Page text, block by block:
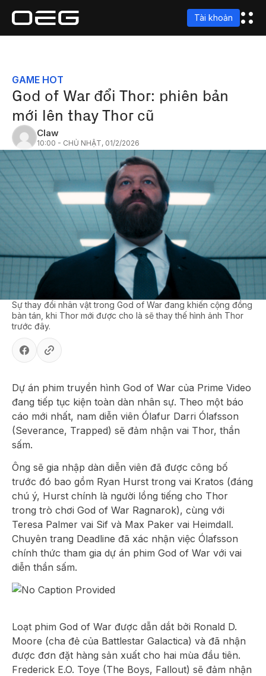
Tài khoản
GAME HOT
God of War đổi Thor: phiên bản
mới lên thay Thor cũ
Claw
10:00 - CHỦ NHẬT, 01/2/2026
Sự thay đổi nhân vật trong God of War đang khiến cộng đồng
bàn tán, khi Thor mới được cho là sẽ thay thế hình ảnh Thor
trước đây.
Dự án phim truyền hình God of War của Prime Video
đang tiếp tục kiện toàn dàn nhân sự. Theo một báo
cáo mới nhất, nam diễn viên Ólafur Darri Ólafsson
(Severance, Trapped) sẽ đảm nhận vai Thor, thần
sấm.
Ông sẽ gia nhập dàn diễn viên đã được công bố
trước đó bao gồm Ryan Hurst trong vai Kratos (đáng
chú ý, Hurst chính là người lồng tiếng cho Thor
trong trò chơi God of War Ragnarok), cùng với
Teresa Palmer vai Sif và Max Paker vai Heimdall.
Chuyên trang Deadline đã xác nhận việc Ólafsson
chính thức tham gia dự án phim God of War với vai
diễn thần sấm.
Loạt phim God of War được dẫn dắt bởi Ronald D.
Moore (cha đẻ của Battlestar Galactica) và đã nhận
được đơn đặt hàng sản xuất cho hai mùa đầu tiên.
Frederick E.O. Toye (The Boys, Fallout) sẽ đảm nhận